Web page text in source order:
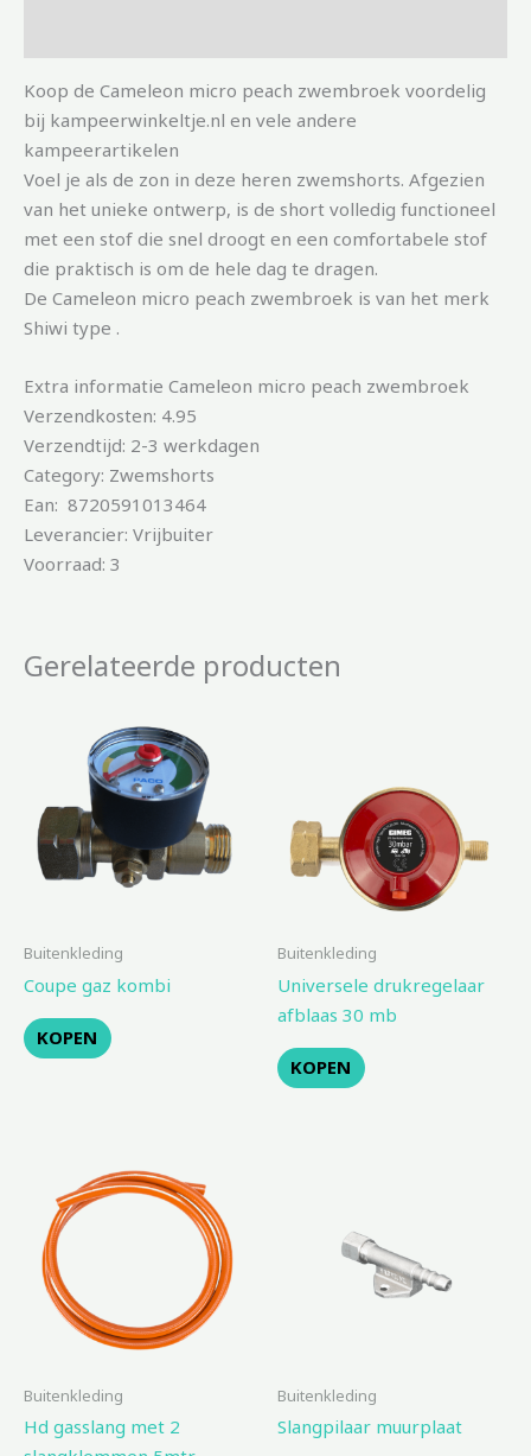
Koop de Cameleon micro peach zwembroek voordelig
bij kampeerwinkeltje.nl en vele andere
kampeerartikelen
Voel je als de zon in deze heren zwemshorts. Afgezien
van het unieke ontwerp, is de short volledig functioneel
met een stof die snel droogt en een comfortabele stof
die praktisch is om de hele dag te dragen.
De Cameleon micro peach zwembroek is van het merk
Shiwi type .
Extra informatie Cameleon micro peach zwembroek
Verzendkosten: 4.95
Verzendtijd: 2-3 werkdagen
Category: Zwemshorts
Ean: 8720591013464
Leverancier: Vrijbuiter
Voorraad: 3
Gerelateerde producten
Buitenkleding
Coupe gaz kombi
KOPEN
Buitenkleding
Universele drukregelaar
afblaas 30 mb
KOPEN
Buitenkleding
Hd gasslang met 2
Buitenkleding
Slangpilaar muurplaat